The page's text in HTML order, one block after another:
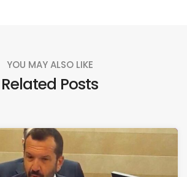
YOU MAY ALSO LIKE
Related Posts